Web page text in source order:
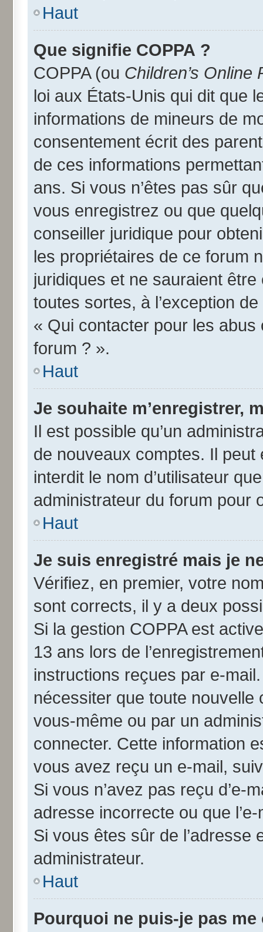
Haut
Que signifie COPPA ?
COPPA (ou Children’s
loi aux États-Unis qui dit que
informations de mineurs de
consentement écrit des
de ces informations
ans. Si vous n’êtes pas sûr
vous enregistrez ou que
conseiller juridique pour
les propriétaires de ce forum
juridiques et ne sauraient
toutes sortes, à l’exception
« Qui contacter pour les
forum ? ».
Haut
Je souhaite m’enregistrer,
Il est possible qu’un
de nouveaux comptes. Il
interdit le nom d’utilisateur
administrateur du forum pour
Haut
Je suis enregistré mais je
Vérifiez, en premier, votre
sont corrects, il y a deux
Si la gestion COPPA est
13 ans lors de
instructions reçues par e-
nécessiter que toute
vous-même ou par un
connecter. Cette information
vous avez reçu un e-mail,
Si vous n’avez pas reçu d’e-
adresse incorrecte ou que
Si vous êtes sûr de l’adresse
administrateur.
Haut
Pourquoi ne puis-je pas